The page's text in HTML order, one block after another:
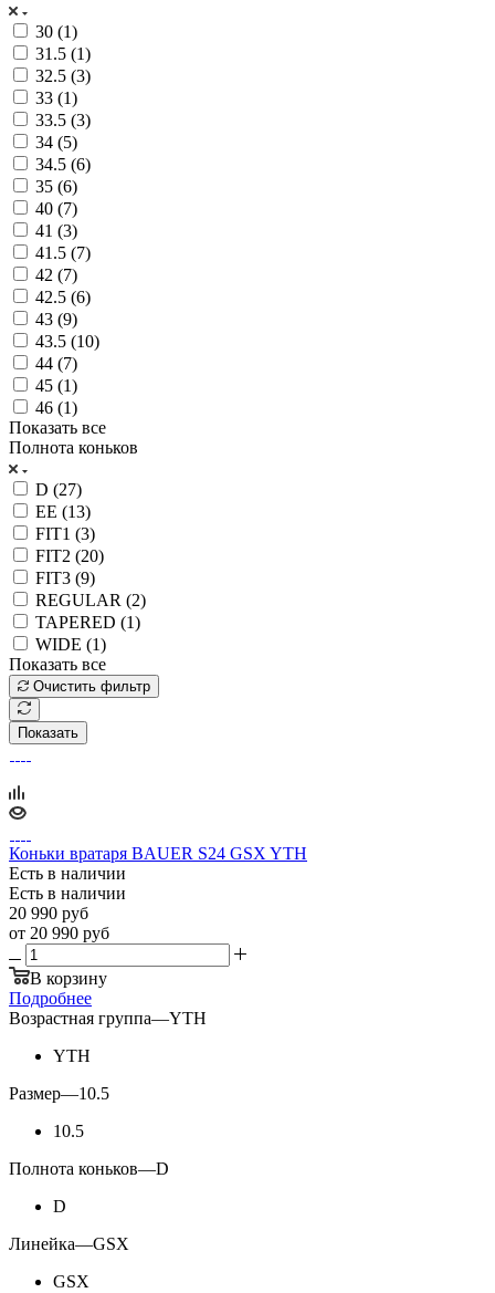
30 (1)
31.5 (1)
32.5 (3)
33 (1)
33.5 (3)
34 (5)
34.5 (6)
35 (6)
40 (7)
41 (3)
41.5 (7)
42 (7)
42.5 (6)
43 (9)
43.5 (10)
44 (7)
45 (1)
46 (1)
Показать все
Полнота коньков
D (27)
EE (13)
FIT1 (3)
FIT2 (20)
FIT3 (9)
REGULAR (2)
TAPERED (1)
WIDE (1)
Показать все
Очистить фильтр
Показать
Коньки вратаря BAUER S24 GSX YTH
Есть в наличии
Есть в наличии
20 990 руб
от 20 990 руб
В корзину
Подробнее
Возрастная группа—YTH
YTH
Размер—10.5
10.5
Полнота коньков—D
D
Линейка—GSX
GSX